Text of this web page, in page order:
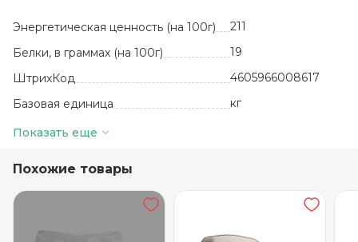
Энергетическая ценность (на 100г)
211
Белки, в граммах (на 100г)
19
ШтрихКод
4605966008617
Базовая единица
кг
Жиры, в граммах (на 100 г)
Температура хранения
от +2 до +6
Показать еще
Похожие товары